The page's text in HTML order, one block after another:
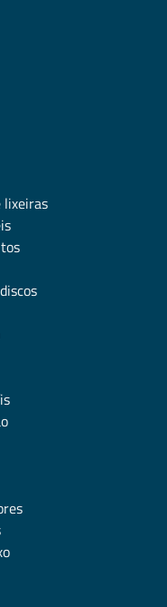
lixeiras